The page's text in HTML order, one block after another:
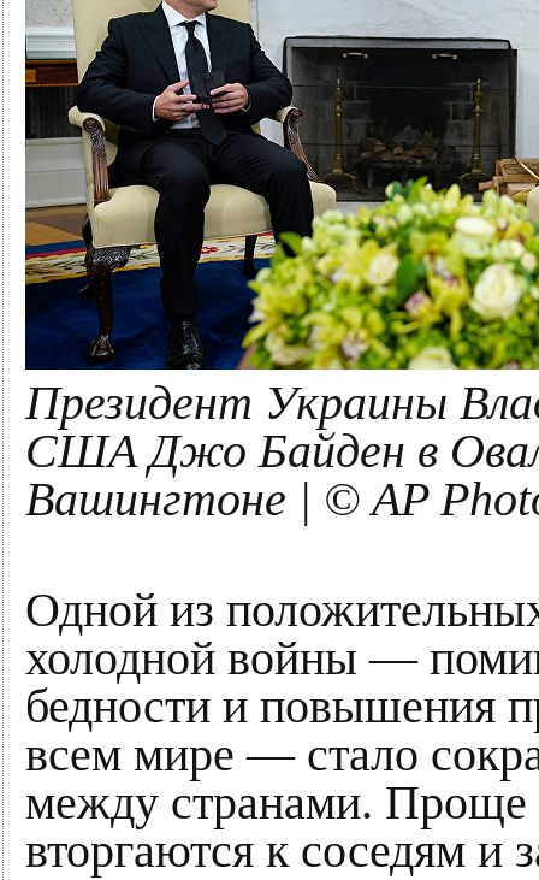
Президент Украины
США Джо Байден в
Вашингтоне | © AP
Одной из
холодной войны —
бедности и повышения
всем мире — стало
между странами. Проще
вторгаются к соседям и